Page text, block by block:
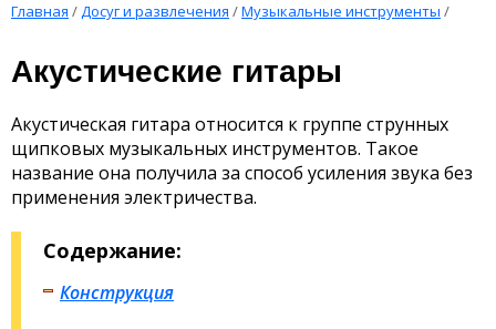
Главная /Досуг и развлечения /Музыкальные инструменты /
Акустические гитары
Акустическая гитара относится к группе струнных
щипковых музыкальных инструментов. Такое
название она получила за способ усиления звука без
применения электричества.
Содержание:
Конструкция